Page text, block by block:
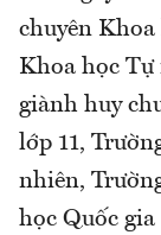
chuyên
Khoa học
giành huy
lớp 11,
nhiên,
học Quốc